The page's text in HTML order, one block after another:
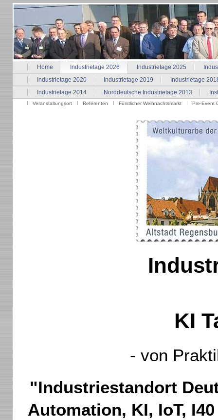
Home Industrietage 2026 Industrietage 2025
Industrietage 2020
Industrietage 2019
Industrietage
Industrietage 2014
Norddeutsche Industrietage 2013
Veranstaltungsort Referenten Fürstlicher Weihnachtsmarkt Pre-Event
KI
- von
"Industriestandort
Automation, KI, IoT,